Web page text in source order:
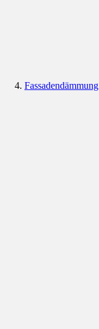
Fassadendämmung